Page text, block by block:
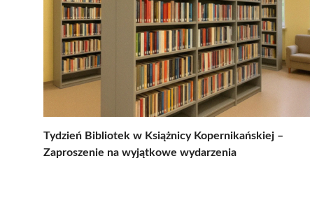
Tydzień Bibliotek w Książnicy Kopernikańskiej –
Zaproszenie na wyjątkowe wydarzenia